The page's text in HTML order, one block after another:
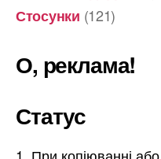
Стосунки (121)
О, реклама!
Статус
При копіюванні